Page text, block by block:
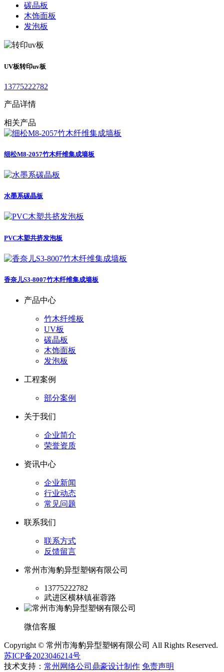
碳晶板
木饰面板
发泡板
UV板转印uv板
13775222782
产品详情
相关产品
细松M8-2057竹木纤维集成墙板
水墨系碳晶板
PVC木塑共挤发泡板
香奈儿S3-8007竹木纤维集成墙板
产品中心
竹木纤维板
UV板
碳晶板
木饰面板
发泡板
工程案例
部分案例
关于我们
企业简介
荣誉资质
资讯中心
企业新闻
行业动态
常见问题
联系我们
联系方式
反馈留言
常州市海豹异型塑钢有限公司
13775222782
武进区横林镇崔蓉路
微信客服
Copyright © 常州市海豹异型塑钢有限公司 All Rights Reserved.
苏ICP备2023046214号
技术支持： 常州网络公司鼎豪设计制作 免责声明